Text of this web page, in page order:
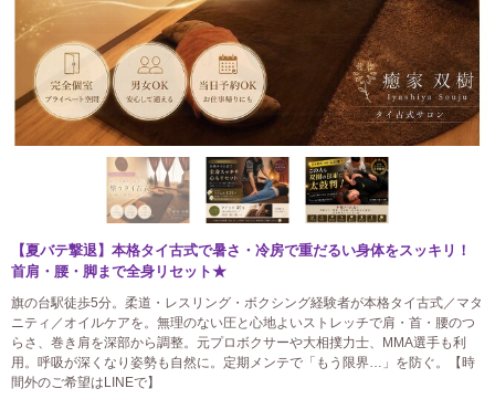
【夏バテ撃退】本格タイ古式で暑さ・冷房で重だるい身体をスッキリ！
首肩・腰・脚まで全身リセット★
旗の台駅徒歩5分。柔道・レスリング・ボクシング経験者が本格タイ古式／マタ
ニティ／オイルケアを。無理のない圧と心地よいストレッチで肩・首・腰のつ
らさ、巻き肩を深部から調整。元プロボクサーや大相撲力士、MMA選手も利
用。呼吸が深くなり姿勢も自然に。定期メンテで「もう限界…」を防ぐ。【時
間外のご希望はLINEで】